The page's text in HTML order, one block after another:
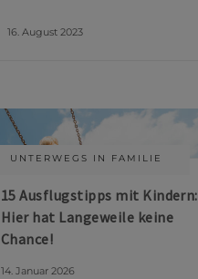
16. August 2023
UNTERWEGS IN FAMILIE
15 Ausflugstipps mit Kindern:
Hier hat Langeweile keine
Chance!
14. Januar 2026